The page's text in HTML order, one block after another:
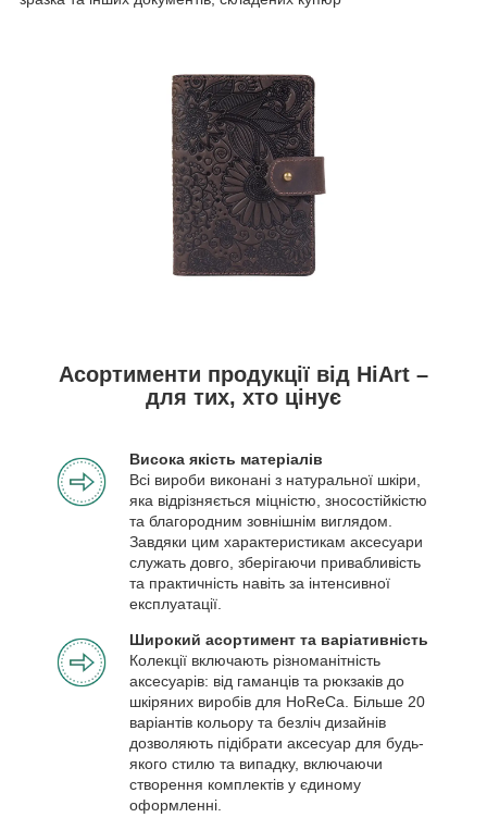
Асортименти продукції від HiArt –
для тих, хто цінує
Висока якість матеріалів
Всі вироби виконані з натуральної шкіри,
яка відрізняється міцністю, зносостійкістю
та благородним зовнішнім виглядом.
Завдяки цим характеристикам аксесуари
служать довго, зберігаючи привабливість
та практичність навіть за інтенсивної
експлуатації.
Широкий асортимент та варіативність
Колекції включають різноманітність
аксесуарів: від гаманців та рюкзаків до
шкіряних виробів для HoReCa. Більше 20
варіантів кольору та безліч дизайнів
дозволяють підібрати аксесуар для будь-
якого стилю та випадку, включаючи
створення комплектів у єдиному
оформленні.